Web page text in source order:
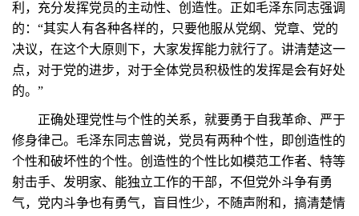
利，充分发挥党员的主动性、创造性。正如毛泽东同志强调
的：“其实人有各种各样的，只要他服从党纲、党章、党的
决议，在这个大原则下，大家发挥能力就行了。讲清楚这一
点，对于党的进步，对于全体党员积极性的发挥是会有好处
的。”
正确处理党性与个性的关系，就要勇于自我革命、严于
修身律己。毛泽东同志曾说，党员有两种个性，即创造性的
个性和破坏性的个性。创造性的个性比如模范工作者、特等
射击手、发明家、能独立工作的干部，不但党外斗争有勇
气，党内斗争也有勇气，盲目性少，不随声附和，搞清楚情